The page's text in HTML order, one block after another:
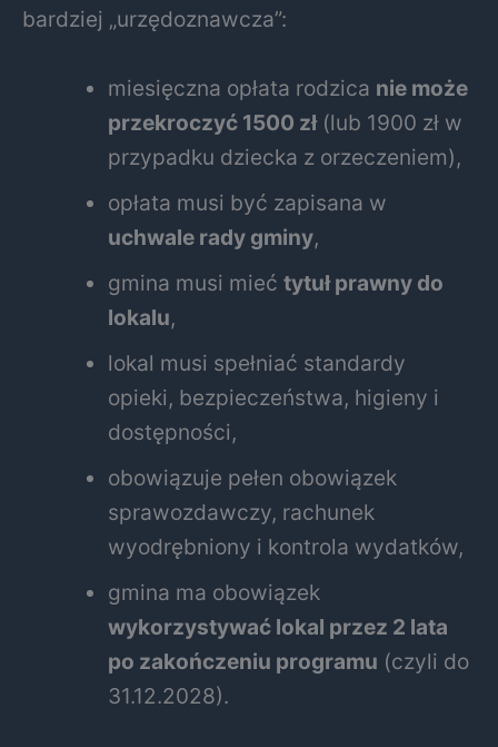
bardziej „urzędoznawcza”:
miesięczna opłata rodzica nie może
przekroczyć 1500 zł(lub 1900 zł w
przypadku dziecka z orzeczeniem),
opłata musi być zapisana w
uchwale rady gminy,
gmina musi miećtytuł prawny do
lokalu,
lokal musi spełniać standardy
opieki, bezpieczeństwa, higieny i
dostępności,
obowiązuje pełen obowiązek
sprawozdawczy, rachunek
wyodrębniony i kontrola wydatków,
gmina ma obowiązek
wykorzystywać lokal przez 2 lata
po zakończeniu programu (czyli do
31.12.2028).